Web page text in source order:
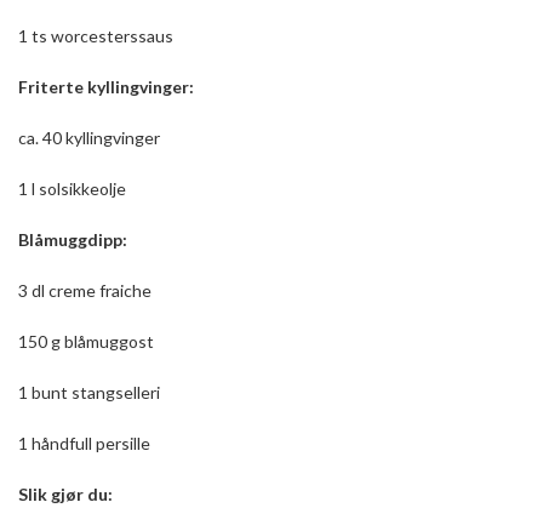
1 ts worcesterssaus
Friterte kyllingvinger:
ca. 40 kyllingvinger
1 l solsikkeolje
Blåmuggdipp:
3 dl creme fraiche
150 g blåmuggost
1 bunt stangselleri
1 håndfull persille
Slik gjør du: